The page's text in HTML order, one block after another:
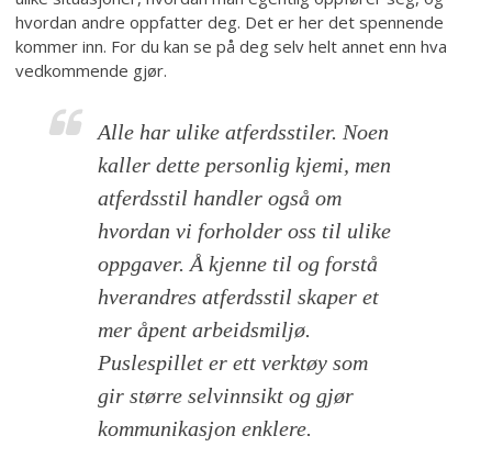
hvordan andre oppfatter deg. Det er her det spennende
kommer inn. For du kan se på deg selv helt annet enn hva
vedkommende gjør.
Alle har ulike atferdsstiler. Noen
kaller dette personlig kjemi, men
atferdsstil handler også om
hvordan vi forholder oss til ulike
oppgaver. Å kjenne til og forstå
hverandres atferdsstil skaper et
mer åpent arbeidsmiljø.
Puslespillet er ett verktøy som
gir større selvinnsikt og gjør
kommunikasjon enklere.